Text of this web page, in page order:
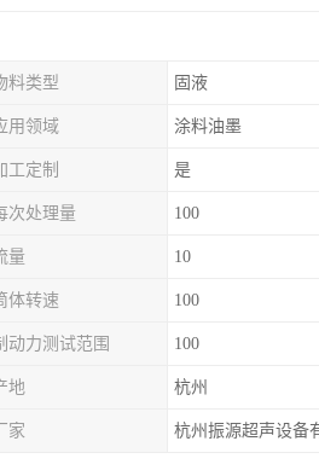
料类型 固液
用领域 涂料油墨
工定制 是
次处理量 100
量 10
体转速 100
动力测试范围 100
地 杭州
家 杭州振源超声设备